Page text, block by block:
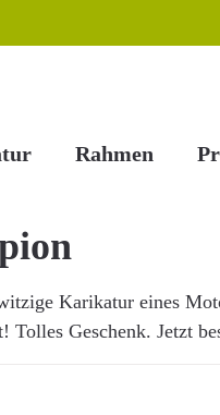
Rahmen
Karikatur eines
Geschenk. Jetzt